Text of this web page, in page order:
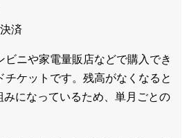
済
ビニや家電量販店などで購入でき
チケットです。残高がなくなると
みになっているため、単月ごとの